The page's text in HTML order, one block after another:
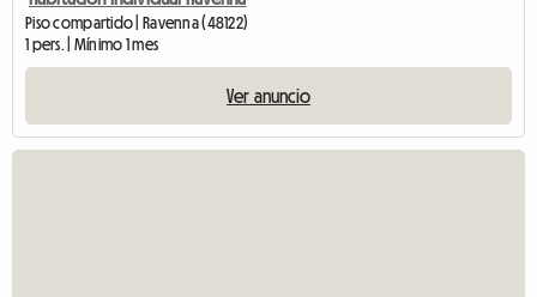
Piso compartido | Ravenna (48122)
1 pers. | Mínimo 1 mes
Ver anuncio